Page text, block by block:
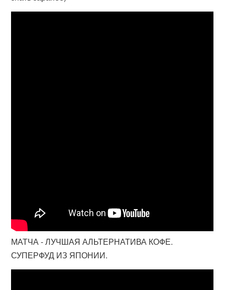
МАТЧА - ЛУЧШАЯ АЛЬТЕРНАТИВА КОФЕ.
СУПЕРФУД ИЗ ЯПОНИИ.